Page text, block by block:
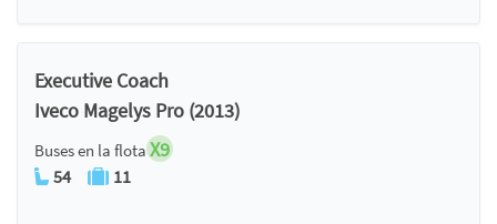
Executive Coach
Iveco Magelys Pro (2013)
Buses en la flota X9
54 11